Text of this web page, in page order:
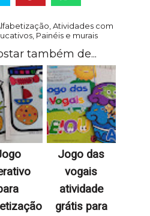
,Atividades com
, Painéis e murais
também de...
Jogo das
vogais
atividade
grátis para